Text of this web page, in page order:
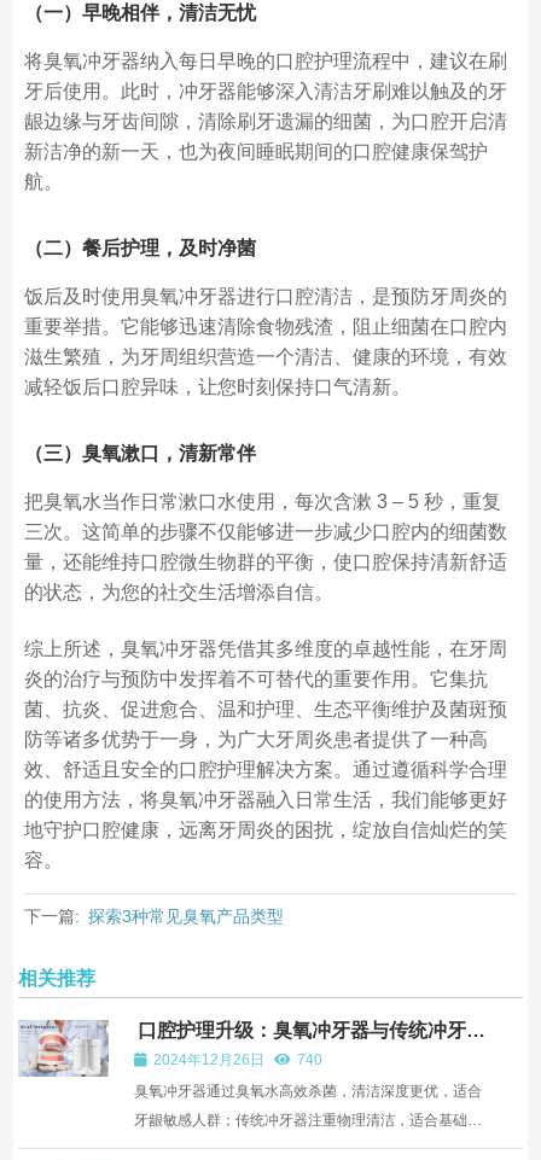
（一）早晚相伴，清洁无忧
将臭氧冲牙器纳入每日早晚的口腔护理流程中，建议在刷
牙后使用。此时，冲牙器能够深入清洁牙刷难以触及的牙
龈边缘与牙齿间隙，清除刷牙遗漏的细菌，为口腔开启清
新洁净的新一天，也为夜间睡眠期间的口腔健康保驾护
航。
（二）餐后护理，及时净菌
饭后及时使用臭氧冲牙器进行口腔清洁，是预防牙周炎的
重要举措。它能够迅速清除食物残渣，阻止细菌在口腔内
滋生繁殖，为牙周组织营造一个清洁、健康的环境，有效
减轻饭后口腔异味，让您时刻保持口气清新。
（三）臭氧漱口，清新常伴
把臭氧水当作日常漱口水使用，每次含漱 3 – 5 秒，重复
三次。这简单的步骤不仅能够进一步减少口腔内的细菌数
量，还能维持口腔微生物群的平衡，使口腔保持清新舒适
的状态，为您的社交生活增添自信。
综上所述，臭氧冲牙器凭借其多维度的卓越性能，在牙周
炎的治疗与预防中发挥着不可替代的重要作用。它集抗
菌、抗炎、促进愈合、温和护理、生态平衡维护及菌斑预
防等诸多优势于一身，为广大牙周炎患者提供了一种高
效、舒适且安全的口腔护理解决方案。通过遵循科学合理
的使用方法，将臭氧冲牙器融入日常生活，我们能够更好
地守护口腔健康，远离牙周炎的困扰，绽放自信灿烂的笑
容。
下一篇: 探索3种常见臭氧产品类型
相关推荐
口腔护理升级：臭氧冲牙器与传统冲牙器
的对比
2024年12月26日
740
臭氧冲牙器通过臭氧水高效杀菌，清洁深度更优，适合
牙龈敏感人群；传统冲牙器注重物理清洁，适合基础口
腔护理需求。